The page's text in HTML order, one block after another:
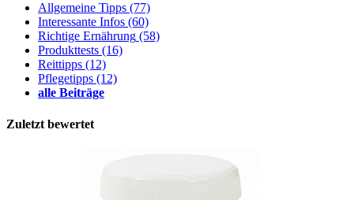
Allgemeine Tipps (77)
Interessante Infos (60)
Richtige Ernährung (58)
Produkttests (16)
Reittipps (12)
Pflegetipps (12)
alle Beiträge
Zuletzt bewertet